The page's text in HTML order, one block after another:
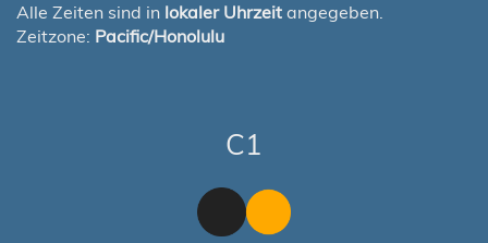
Alle Zeiten sind in lokaler Uhrzeit angegeben.
Zeitzone: Pacific/Honolulu
C1